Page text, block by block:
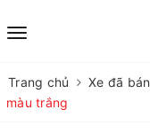
Trang chủ Xe đã bán
màu trắng